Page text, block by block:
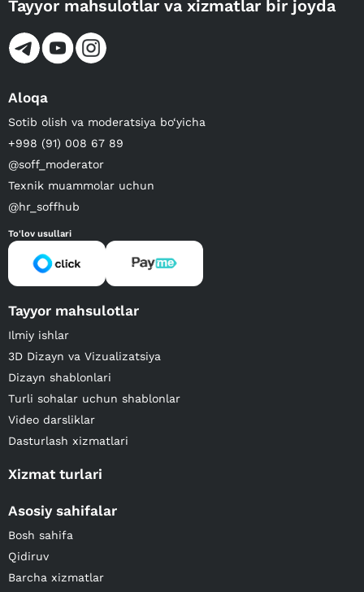
Tayyor mahsulotlar va xizmatlar bir joyda
Aloqa
Sotib olish va moderatsiya bo‘yicha
+998 (91) 008 67 89
@soff_moderator
Texnik muammolar uchun
@hr_soffhub
To'lov usullari
Tayyor mahsulotlar
Ilmiy ishlar
3D Dizayn va Vizualizatsiya
Dizayn shablonlari
Turli sohalar uchun shablonlar
Video darsliklar
Dasturlash xizmatlari
Xizmat turlari
Asosiy sahifalar
Bosh sahifa
Qidiruv
Barcha xizmatlar